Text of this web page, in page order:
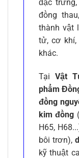
đặc
đồng
thành vật
tử, cơ khí,
khác.
TạiVật
phẩm
đồng
kim đồng
H65,
bôi trơn),
kỹ thuật